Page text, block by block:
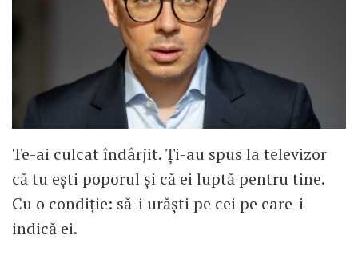
Te-ai culcat îndârjit. Ți-au spus la televizor
că tu ești poporul și că ei luptă pentru tine.
Cu o condiție: să-i urăști pe cei pe care-i
indică ei.